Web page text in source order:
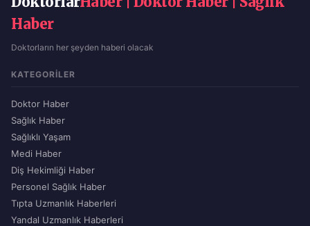
Haber
Doktorların her şeyden haberi olacak
KATEGORILER
Doktor Haber
Sağlık Haber
Sağlıklı Yaşam
Medi Haber
Diş Hekimliği Haber
Personel Sağlık Haber
Tıpta Uzmanlık Haberleri
Yandal Uzmanlık Haberleri